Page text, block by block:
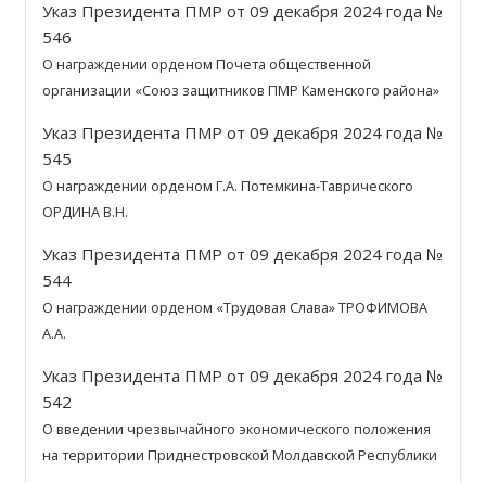
Указ Президента ПМР от 09 декабря 2024 года №
546
О награждении орденом Почета общественной
организации «Союз защитников ПМР Каменского района»
Указ Президента ПМР от 09 декабря 2024 года №
545
О награждении орденом Г.А. Потемкина-Таврического
ОРДИНА В.Н.
Указ Президента ПМР от 09 декабря 2024 года №
544
О награждении орденом «Трудовая Слава» ТРОФИМОВА
А.А.
Указ Президента ПМР от 09 декабря 2024 года №
542
О введении чрезвычайного экономического положения
на территории Приднестровской Молдавской Республики